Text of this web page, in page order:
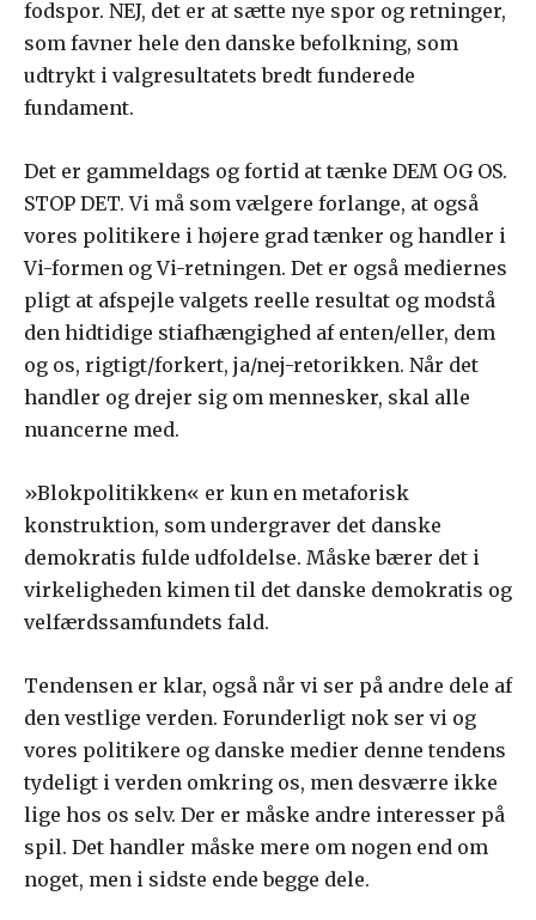
fodspor. NEJ, det er at sætte nye spor og retninger,
som favner hele den danske befolkning, som
udtrykt i valgresultatets bredt funderede
fundament.
Det er gammeldags og fortid at tænke DEM OG OS.
STOP DET. Vi må som vælgere forlange, at også
vores politikere i højere grad tænker og handler i
Vi-formen og Vi-retningen. Det er også mediernes
pligt at afspejle valgets reelle resultat og modstå
den hidtidige stiafhængighed af enten/eller, dem
og os, rigtigt/forkert, ja/nej-retorikken. Når det
handler og drejer sig om mennesker, skal alle
nuancerne med.
»Blokpolitikken« er kun en metaforisk
konstruktion, som undergraver det danske
demokratis fulde udfoldelse. Måske bærer det i
virkeligheden kimen til det danske demokratis og
velfærdssamfundets fald.
Tendensen er klar, også når vi ser på andre dele af
den vestlige verden. Forunderligt nok ser vi og
vores politikere og danske medier denne tendens
tydeligt i verden omkring os, men desværre ikke
lige hos os selv. Der er måske andre interesser på
spil. Det handler måske mere om nogen end om
noget, men i sidste ende begge dele.